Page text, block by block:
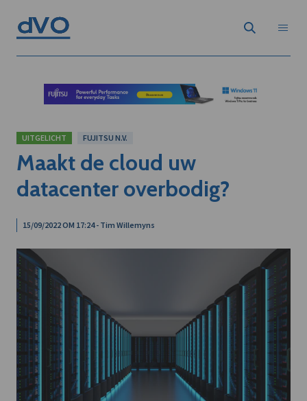
UITGELICHT FUJITSU N.V.
Maakt de cloud uw
datacenter overbodig?
15/09/2022 OM 17:24 - Tim Willemyns